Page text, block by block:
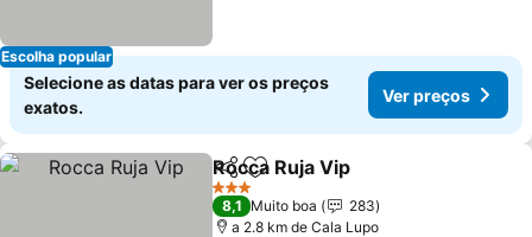
Escolha popular
Selecione as datas para ver os preços
exatos.
Ver preços
PartilharAdicionar aos favoritos
Rocca Ruja Vip
3 Estrelas
8,1 Muito boa
283
a 2.8 km de Cala Lupo